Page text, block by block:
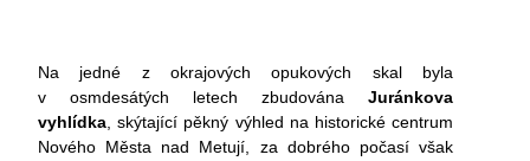
Na jedné z okrajových opukových skal byla
v osmdesátých letech zbudována Juránkova
vyhlídka , skýtající pěkný výhled na historické centrum
Nového Města nad Metují, za dobrého počasí však